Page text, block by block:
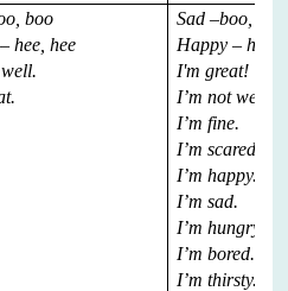
boo
hee, hee
Sad –boo, boo
Happy – hee,
I'm great!
I’m not well.
I’m fine.
I’m scared.
I’m happy.
I’m sad.
I’m hungry.
I’m bored.
I’m thirsty.